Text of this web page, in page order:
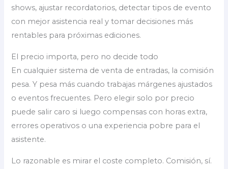
shows, ajustar recordatorios, detectar tipos de evento
con mejor asistencia real y tomar decisiones más
rentables para próximas ediciones.
El precio importa, pero no decide todo
En cualquier sistema de venta de entradas, la comisión
pesa. Y pesa más cuando trabajas márgenes ajustados
o eventos frecuentes. Pero elegir solo por precio
puede salir caro si luego compensas con horas extra,
errores operativos o una experiencia pobre para el
asistente.
Lo razonable es mirar el coste completo. Comisión, sí.